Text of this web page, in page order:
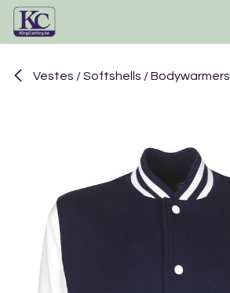
Se rendre au contenu
Vestes / Softshells / Bodywarmers